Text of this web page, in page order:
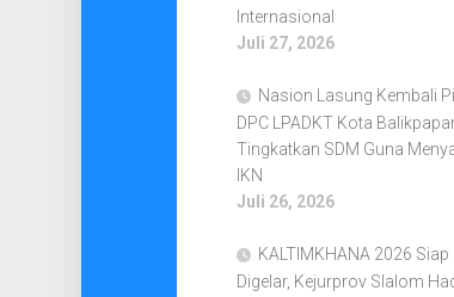
Internasional
Juli 27, 2026
Nasion Lasung Kembali
DPC LPADKT Kota
Tingkatkan SDM Guna
IKN
Juli 26, 2026
KALTIMKHANA 2026 Siap
Digelar, Kejurprov Slalom